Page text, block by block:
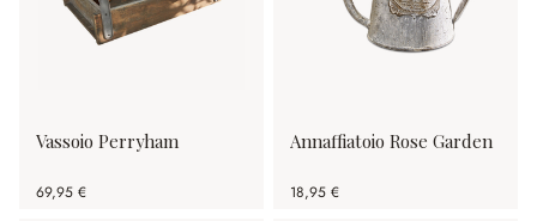
Vassoio Perryham
69,95 €
Annaffiatoio Rose Garden
18,95 €